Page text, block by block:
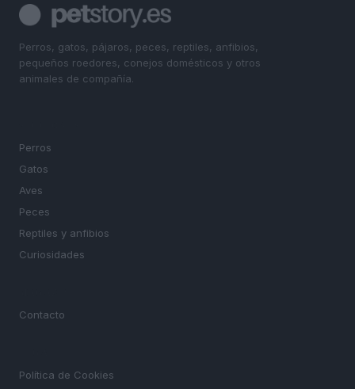
Perros, gatos, pájaros, peces, reptiles, anfibios,
pequeños roedores, conejos domésticos y otros
animales de compañía.
Perros
Gatos
Aves
Peces
Reptiles y anfibios
Curiosidades
Contacto
Política de Cookies